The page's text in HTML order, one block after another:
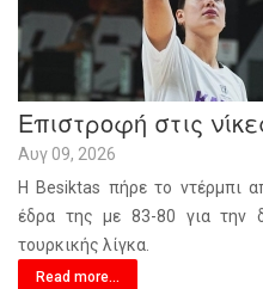
Επιστροφή στις
Αυγ 09, 2026
Η Besiktas πήρε το ντέρμπι
έδρα της με 83-80 για την
τουρκικής λίγκα.
Read more...